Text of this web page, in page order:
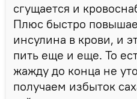
сгущается и
Плюс быстро
инсулина в крови, и
пить еще и еще. То
жажду до конца не
получаем избыток